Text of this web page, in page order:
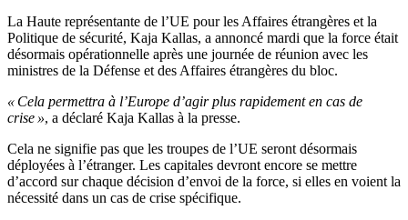
La Haute représentante de l’UE pour les Affaires étrangères et la
Politique de sécurité, Kaja Kallas, a annoncé mardi que la force était
désormais opérationnelle après une journée de réunion avec les
ministres de la Défense et des Affaires étrangères du bloc.
« Cela permettra à l’Europe d’agir plus rapidement en cas de
crise », a déclaré Kaja Kallas à la presse.
Cela ne signifie pas que les troupes de l’UE seront désormais
déployées à l’étranger. Les capitales devront encore se mettre
d’accord sur chaque décision d’envoi de la force, si elles en voient la
nécessité dans un cas de crise spécifique.